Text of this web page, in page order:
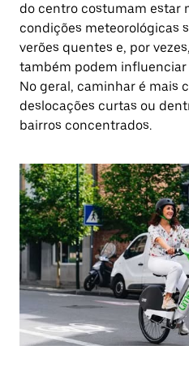
do centro costumam estar
condições meteorológicas
verões quentes e, por
também podem
No geral, caminhar é mais
deslocações curtas ou
bairros concentrados.